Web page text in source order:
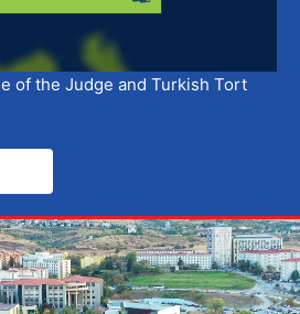
of the Judge and Turkish Tort